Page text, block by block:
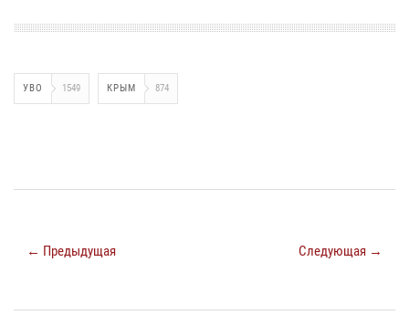
УВО 1549 КРЫМ 874
← Предыдущая Следующая →